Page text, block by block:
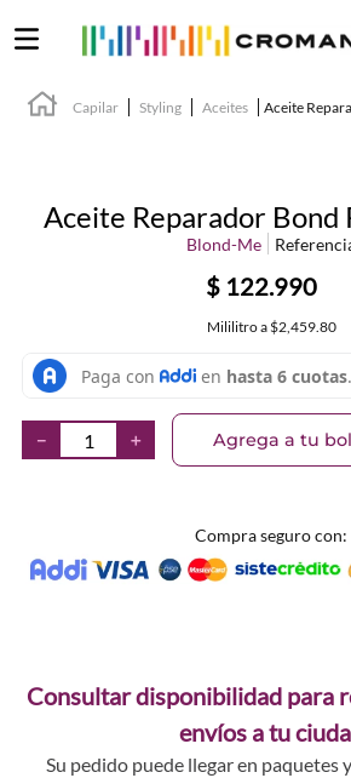
Capilar Styling Aceites Aceite
Aceite Reparador Bond
Blond-Me
$ 122.990
Mililitroa $2,459.80
＋
－ Agrega a tu
Compra seguro con:
Consultar disponibilidad para
envíos a tu
Su pedido puede llegar en paquetes